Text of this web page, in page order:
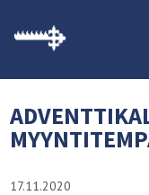
17.11.2020